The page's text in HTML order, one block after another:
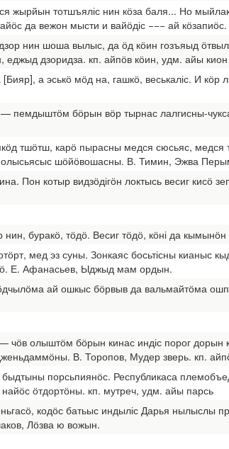
жырйын тотшъяліс нин кӧза баля... Но
да вежон мысти и вайӧдіс −−− ай
нин шоша вылыс, да ӧд кӧин гозъяыд
дзоридза. кп. айпӧв кӧин, удм. айы кион
а эськӧ мӧд на, гашкӧ, веськаліс. И
пемдыштӧм бӧрын вӧр тырнас лалгисны-
тшӧтш, карӧ пырасны медся сюсьяс,
олысьясыс шӧйӧвошасны. В. Тимин, Эжва
Пон котыр видзӧдігӧн локтысь весиг кисӧ
буракӧ, тӧдӧ. Весиг тӧдӧ, кӧні да
мед эз суны. Зонкаяс босьтісны
Е. Афанасьев, Ыджыд мам ордын.
ай ошкыс бӧрвыв да вальмайтӧма
чӧв олыштӧм бӧрын кинас индіс порог
В. Торопов, Мудер зверь. кп.
порсьпиянӧс. Республикаса
ӧтдортӧны. кп. мутреч, удм. айы парсь
кодӧс батьыс индыліс Дарья
Лӧзва ю вожын.